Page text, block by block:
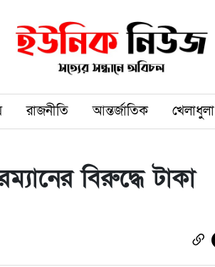
রাজনীতি আন্তর্জাতিক খেলাধুলা
বিরুদ্ধে টাকা